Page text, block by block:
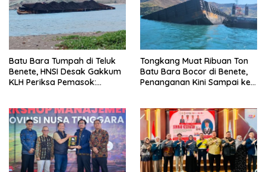
Batu Bara Tumpah di Teluk
Benete, HNSI Desak Gakkum
KLH Periksa Pemasok:
Tongkang Muat Ribuan Ton
Batu Bara Bocor di Benete,
Penanganan Kini Sampai ke